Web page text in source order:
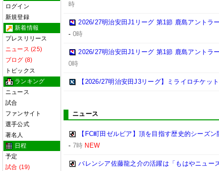
ログイン
新規登録
新着情報
プレスリリース
ニュース (25)
ブログ (8)
トピックス
ランキング
ニュース
試合
ファンサイト
選手公式
著名人
日程
予定
試合 (19)
時
2026/27明治安田J1リーグ 第1節 鹿島アントラ
- 0時
2026/27明治安田J1リーグ 第1節 鹿島アントラ
0時
【2026/27明治安田J3リーグ】ミライロチケッ
ニュース
【FC町田ゼルビア】頂を目指す歴史的シーズ
- 7時 NEW
バレンシア佐藤龍之介の活躍は「もはやニュー